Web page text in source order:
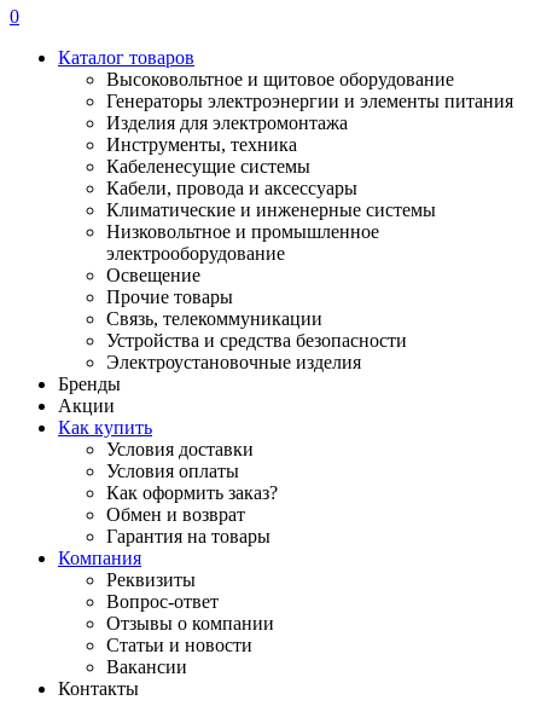
0
Каталог товаров
Высоковольтное и щитовое оборудование
Генераторы электроэнергии и элементы питания
Изделия для электромонтажа
Инструменты, техника
Кабеленесущие системы
Кабели, провода и аксессуары
Климатические и инженерные системы
Низковольтное и промышленное
электрооборудование
Освещение
Прочие товары
Связь, телекоммуникации
Устройства и средства безопасности
Электроустановочные изделия
Бренды
Акции
Как купить
Условия доставки
Условия оплаты
Как оформить заказ?
Обмен и возврат
Гарантия на товары
Компания
Реквизиты
Вопрос-ответ
Отзывы о компании
Статьи и новости
Вакансии
Контакты